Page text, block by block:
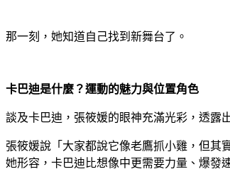
那一刻，她知道自己找到新舞台了。
卡巴迪是什麼？運動的魅力與位置角色
談及卡巴迪，張筱媛的眼神充滿光彩，透露
張筱媛說「大家都說它像老鷹抓小雞，但其
她形容，卡巴迪比想像中更需要力量、爆發